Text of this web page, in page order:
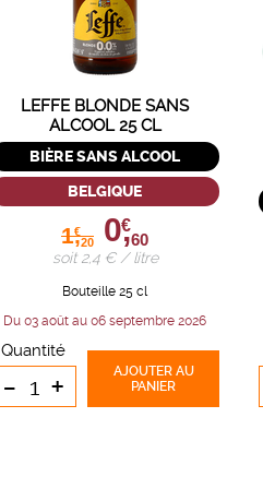
LEFFE BLONDE SANS
ALCOOL 25 CL
BIÈRE SANS ALCOOL
BELGIQUE
1,
€
20 0,
€
60
soit 2,4 € / litre
Bouteille 25 cl
Du 03 août au 06 septembre 2026
Quantité
- + AJOUTER AU
PANIER